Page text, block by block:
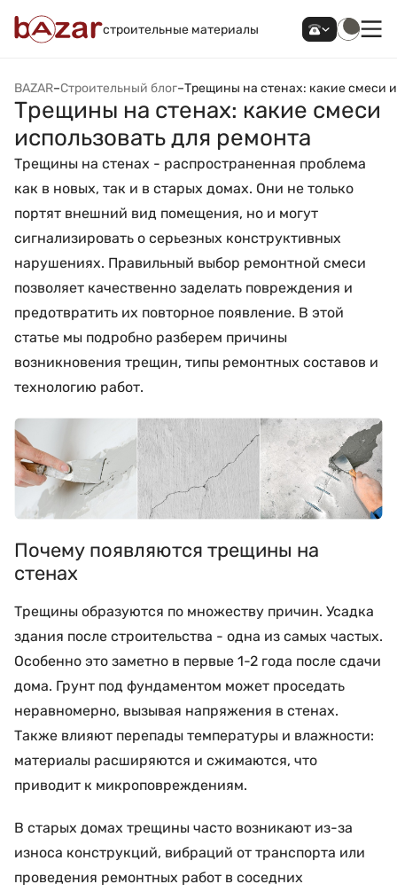
строительные материалы
BAZAR–Строительный блог–Трещины на стенах: какие смеси
Трещины на стенах: какие смеси
использовать для ремонта
Трещины на стенах - распространенная проблема
как в новых, так и в старых домах. Они не только
портят внешний вид помещения, но и могут
сигнализировать о серьезных конструктивных
нарушениях. Правильный выбор ремонтной смеси
позволяет качественно заделать повреждения и
предотвратить их повторное появление. В этой
статье мы подробно разберем причины
возникновения трещин, типы ремонтных составов и
технологию работ.
Почему появляются трещины на
стенах
Трещины образуются по множеству причин. Усадка
здания после строительства - одна из самых частых.
Особенно это заметно в первые 1-2 года после сдачи
дома. Грунт под фундаментом может проседать
неравномерно, вызывая напряжения в стенах.
Также влияют перепады температуры и влажности:
материалы расширяются и сжимаются, что
приводит к микроповреждениям.
В старых домах трещины часто возникают из-за
износа конструкций, вибраций от транспорта или
проведения ремонтных работ в соседних